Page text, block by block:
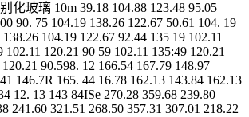
化玻璃 10m 39.18 104.88 123.48 95.05
90. 75 104.19 138.26 122.67 50.61 104. 19
104.19 122.67 92.44 135 19 102.11
102.11 120.21 90 59 102.11 135:49 120.21
90.598. 12 166.54 167.79 148.97
146.7R 165. 44 16.78 162.13 143.84 162.13
12. 13 143 84ISe 270.28 359.68 239.80
241.60 321.51 268.50 357.31 307.01 218.22